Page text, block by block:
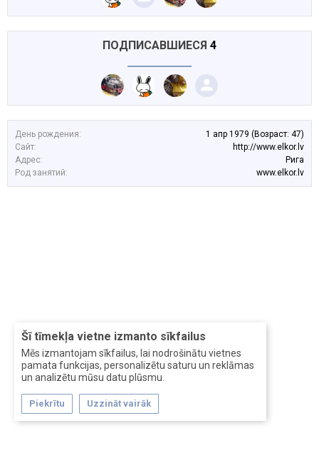
Šī tīmekļa vietne izmanto sīkfailus
Mēs izmantojam sīkfailus, lai nodrošinātu vietnes
pamata funkcijas, personalizētu saturu un reklāmas
un analizētu mūsu datu plūsmu.
Piekrītu Uzzināt vairāk
ПОДПИСАВШИЕСЯ 4
День рождения: 1 апр 1979 (Возраст: 47)
Сайт:
http://www.elkor.lv
Адрес:
Рига
Род занятий:
www.elkor.lv